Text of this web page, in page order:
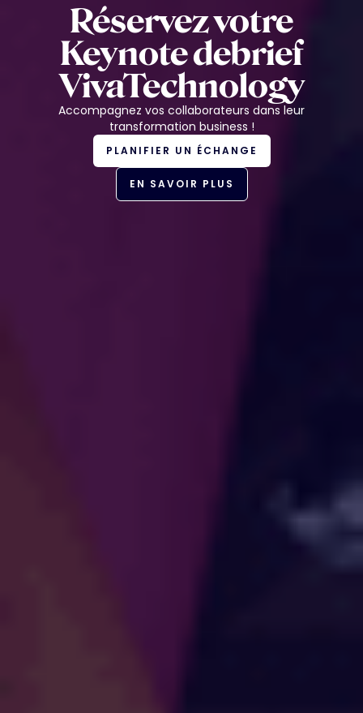
Réservez votre
Keynote debrief
VivaTechnology
Accompagnez vos collaborateurs dans leur
transformation business !
PLANIFIER UN ÉCHANGE
EN SAVOIR PLUS